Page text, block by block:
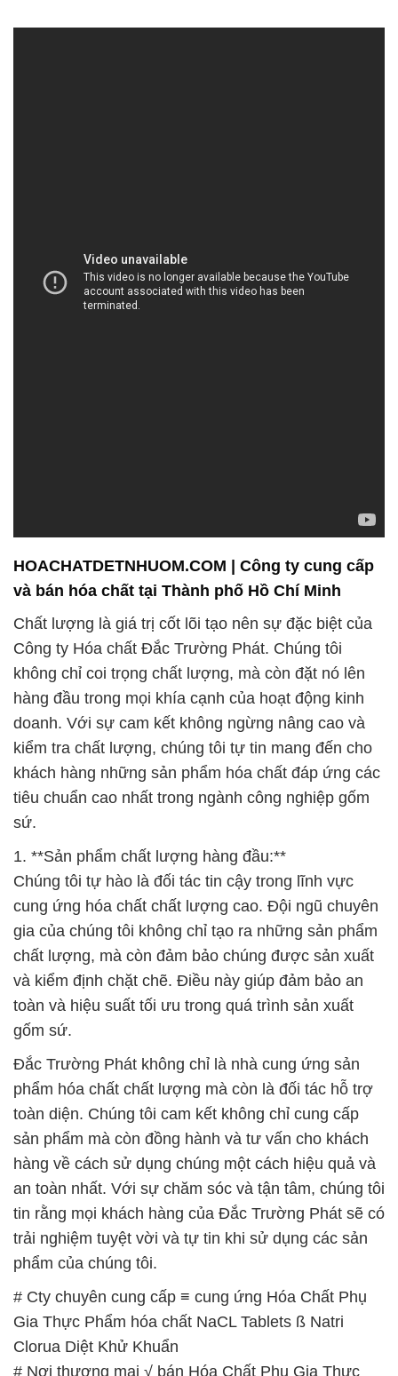
Chất lượng là giá trị cốt lõi tạo nên sự đặc biệt của
Công ty Hóa chất Đắc Trường Phát. Chúng tôi
không chỉ coi trọng chất lượng, mà còn đặt nó lên
hàng đầu trong mọi khía cạnh của hoạt động kinh
doanh. Với sự cam kết không ngừng nâng cao và
kiểm tra chất lượng, chúng tôi tự tin mang đến cho
khách hàng những sản phẩm hóa chất đáp ứng các
tiêu chuẩn cao nhất trong ngành công nghiệp gốm
sứ.
1. **Sản phẩm chất lượng hàng đầu:**
Chúng tôi tự hào là đối tác tin cậy trong lĩnh vực
cung ứng hóa chất chất lượng cao. Đội ngũ chuyên
gia của chúng tôi không chỉ tạo ra những sản phẩm
chất lượng, mà còn đảm bảo chúng được sản xuất
và kiểm định chặt chẽ. Điều này giúp đảm bảo an
toàn và hiệu suất tối ưu trong quá trình sản xuất
gốm sứ.
Đắc Trường Phát không chỉ là nhà cung ứng sản
phẩm hóa chất chất lượng mà còn là đối tác hỗ trợ
toàn diện. Chúng tôi cam kết không chỉ cung cấp
sản phẩm mà còn đồng hành và tư vấn cho khách
hàng về cách sử dụng chúng một cách hiệu quả và
an toàn nhất. Với sự chăm sóc và tận tâm, chúng tôi
tin rằng mọi khách hàng của Đắc Trường Phát sẽ có
trải nghiệm tuyệt vời và tự tin khi sử dụng các sản
phẩm của chúng tôi.
# Cty chuyên cung cấp ≡ cung ứng Hóa Chất Phụ
Gia Thực Phẩm hóa chất NaCL Tablets ß Natri
Clorua Diệt Khử Khuẩn
# Nơi thương mại √ bán Hóa Chất Phụ Gia Thực
Phẩm hóa chất NaCL Tablets ß Natri Clorua Diệt
Khử Khuẩn
# Nhà thương mại √ phân phối Hóa Chất Phụ Gia
Thực Phẩm hóa chất NaCL Tablets ß Natri Clorua